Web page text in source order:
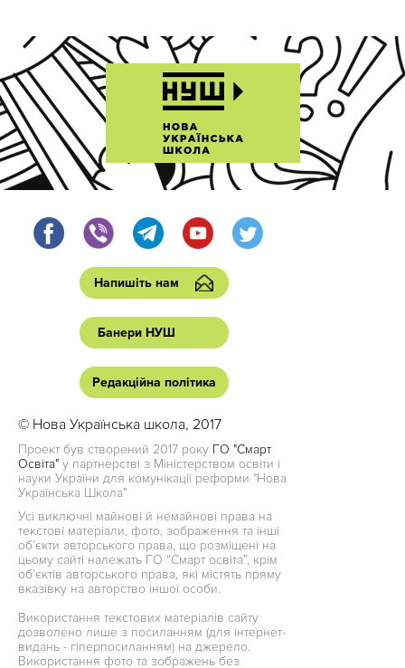
Напишіть нам
Банери НУШ
Редакційна політика
© Нова Українська школа, 2017
Проект був створений 2017 року ГО "Смарт
Освіта" у партнерстві з Міністерством освіти і
науки України для комунікації реформи "Нова
Українська Школа"
Усі виключні майнові й немайнові права на
текстові матеріали, фото, зображення та інші
об’єкти авторського права, що розміщені на
цьому сайті належать ГО “Смарт освіта”, крім
об’єктів авторського права, які містять пряму
вказівку на авторство іншої особи.
Використання текстових матеріалів сайту
дозволено лише з посиланням (для інтернет-
видань - гіперпосиланням) на джерело.
Використання фото та зображень без